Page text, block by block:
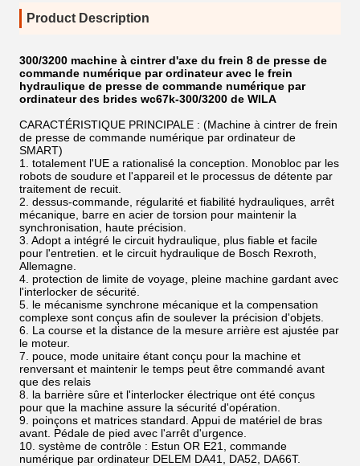
Product Description
300/3200 machine à cintrer d'axe du frein 8 de presse de
commande numérique par ordinateur avec le frein
hydraulique de presse de commande numérique par
ordinateur des brides wc67k-300/3200 de WILA
CARACTÉRISTIQUE PRINCIPALE : (Machine à cintrer de frein
de presse de commande numérique par ordinateur de
SMART)
1. totalement l'UE a rationalisé la conception. Monobloc par les
robots de soudure et l'appareil et le processus de détente par
traitement de recuit.
2. dessus-commande, régularité et fiabilité hydrauliques, arrêt
mécanique, barre en acier de torsion pour maintenir la
synchronisation, haute précision.
3. Adopt a intégré le circuit hydraulique, plus fiable et facile
pour l'entretien. et le circuit hydraulique de Bosch Rexroth,
Allemagne.
4. protection de limite de voyage, pleine machine gardant avec
l'interlocker de sécurité.
5. le mécanisme synchrone mécanique et la compensation
complexe sont conçus afin de soulever la précision d'objets.
6. La course et la distance de la mesure arrière est ajustée par
le moteur.
7. pouce, mode unitaire étant conçu pour la machine et
renversant et maintenir le temps peut être commandé avant
que des relais
8. la barrière sûre et l'interlocker électrique ont été conçus
pour que la machine assure la sécurité d'opération.
9. poinçons et matrices standard. Appui de matériel de bras
avant. Pédale de pied avec l'arrêt d'urgence.
10. système de contrôle : Estun OR E21, commande
numérique par ordinateur DELEM DA41, DA52, DA66T.